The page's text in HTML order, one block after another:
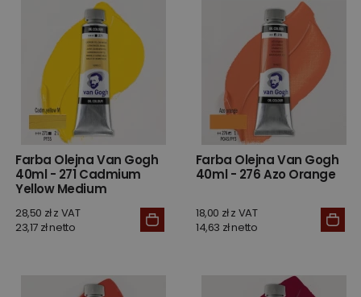
Farba Olejna Van Gogh
40ml - 271 Cadmium
Yellow Medium
28,50 zł z VAT
23,17 zł netto
Farba Olejna Van Gogh
40ml - 276 Azo Orange
18,00 zł z VAT
14,63 zł netto